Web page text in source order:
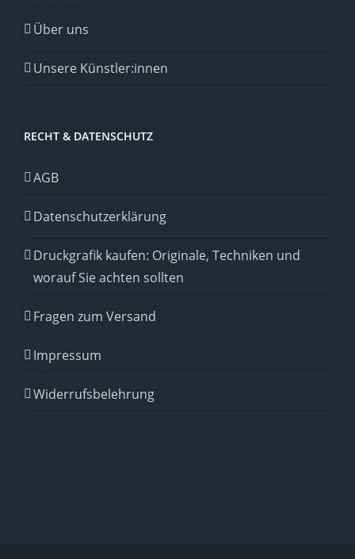
Über uns
Unsere Künstler:innen
RECHT & DATENSCHUTZ
AGB
Datenschutzerklärung
Druckgrafik kaufen: Originale, Techniken und
worauf Sie achten sollten
Fragen zum Versand
Impressum
Widerrufsbelehrung